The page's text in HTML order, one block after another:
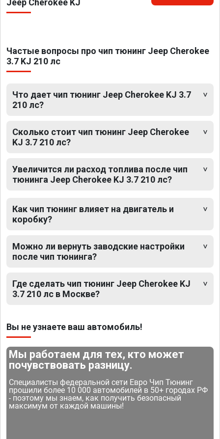
Jeep Cherokee KJ
Частые вопросы про чип тюнинг Jeep Cherokee
3.7 KJ 210 лс
Что дает чип тюнинг Jeep Cherokee KJ 3.7
210 лс?
Сколько стоит чип тюнинг Jeep Cherokee
KJ 3.7 210 лс?
Увеличится ли расход топлива после чип
тюнинга Jeep Cherokee KJ 3.7 210 лс?
Как чип тюнинг влияет на двигатель и
коробку?
Можно ли вернуть заводские настройки
после чип тюнинга?
Где сделать чип тюнинг Jeep Cherokee KJ
3.7 210 лс в Москве?
Вы не узнаете ваш автомобиль!
Мы работаем для тех, кто может
почувствовать разницу.
Специалисты федеральной сети Евро Чип Тюнинг
прошили более 10 000 автомобилей в 50+ городах РФ
- поэтому мы знаем, как получить безопасный
максимум от каждой машины!